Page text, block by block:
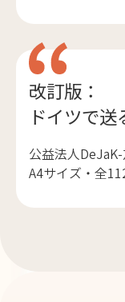
改訂版：
ドイツで送
公益法人
A4サイズ・全